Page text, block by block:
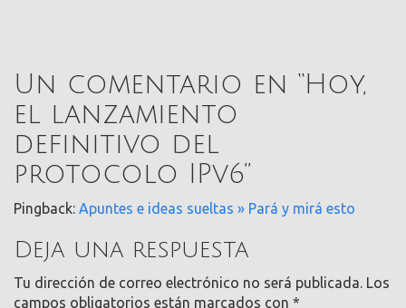
Un comentario en “Hoy,
el lanzamiento
definitivo del
protocolo IPv6”
Pingback: Apuntes e ideas sueltas » Pará y mirá esto
Deja una respuesta
Tu dirección de correo electrónico no será publicada. Los
campos obligatorios están marcados con *